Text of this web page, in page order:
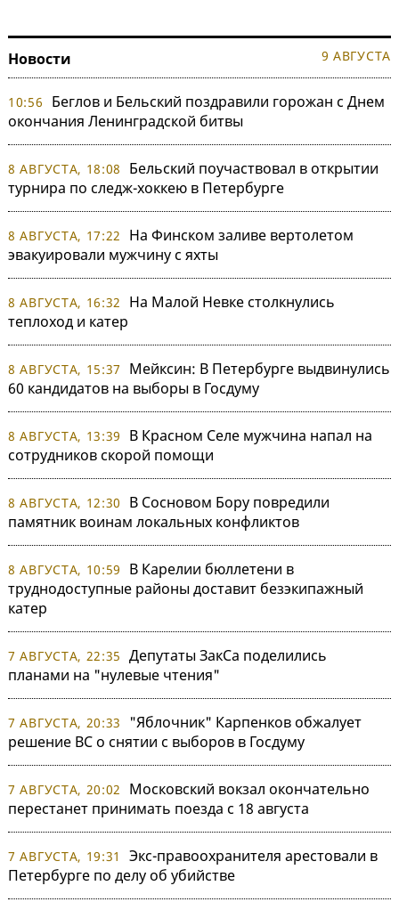
Новости 9 АВГУСТА
10:56
Беглов и Бельский поздравили горожан с Днем
окончания Ленинградской битвы
8 АВГУСТА, 18:08
Бельский поучаствовал в открытии
турнира по следж-хоккею в Петербурге
8 АВГУСТА, 17:22
На Финском заливе вертолетом
эвакуировали мужчину с яхты
8 АВГУСТА, 16:32
На Малой Невке столкнулись
теплоход и катер
8 АВГУСТА, 15:37
Мейксин: В Петербурге выдвинулись
60 кандидатов на выборы в Госдуму
8 АВГУСТА, 13:39
В Красном Селе мужчина напал на
сотрудников скорой помощи
8 АВГУСТА, 12:30
В Сосновом Бору повредили
памятник воинам локальных конфликтов
8 АВГУСТА, 10:59
В Карелии бюллетени в
труднодоступные районы доставит безэкипажный
катер
7 АВГУСТА, 22:35 Депутаты ЗакСа поделились
планами на "нулевые чтения"
7 АВГУСТА, 20:33
"Яблочник" Карпенков обжалует
решение ВС о снятии с выборов в Госдуму
7 АВГУСТА, 20:02
Московский вокзал окончательно
перестанет принимать поезда с 18 августа
7 АВГУСТА, 19:31
Экс-правоохранителя арестовали в
Петербурге по делу об убийстве